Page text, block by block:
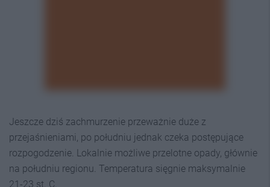
Jeszcze dziś zachmurzenie przeważnie duże z
przejaśnieniami, po południu jednak czeka postępujące
rozpogodzenie. Lokalnie możliwe przelotne opady, głównie
na południu regionu. Temperatura sięgnie maksymalnie
21-23 st. C.